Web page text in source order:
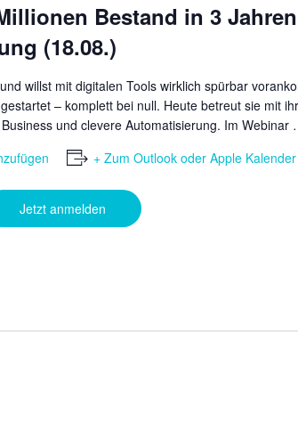
Bestand in 3
(18.08.)
willst mit digitalen Tools wirklich spürbar
– komplett bei null. Heute betreut sie mit
und clevere Automatisierung. Im Webinar
+ Zum Outlook oder Apple
Jetzt anmelden